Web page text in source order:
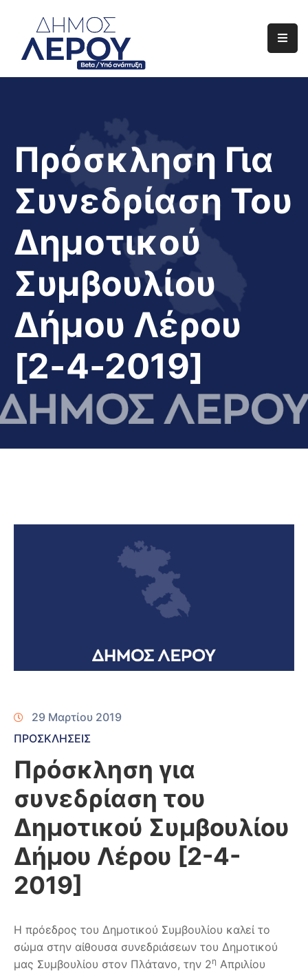
Αρχική
Διαφάνεια
Το
Νησί
Μας
Πρόσκληση Για
Συνεδρίαση Του
Δημοτικού
Συμβουλίου
Δήμου Λέρου
[2-4-2019]
29 Μαρτίου 2019
ΠΡΟΣΚΛΗΣΕΙΣ
Πρόσκληση για
συνεδρίαση του
Δημοτικού Συμβουλίου
Δήμου Λέρου [2-4-
2019]
Η πρόεδρος του Δημοτικού Συμβουλίου καλεί το
σώμα στην αίθουσα συνεδριάσεων του Δημοτικού
μας Συμβουλίου στον Πλάτανο, την 2η Απριλίου